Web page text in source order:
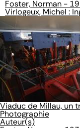
Foster, Norman -
Virlogeux, Michel :
Viaduc de Millau, un
Photographie
Auteur(s)